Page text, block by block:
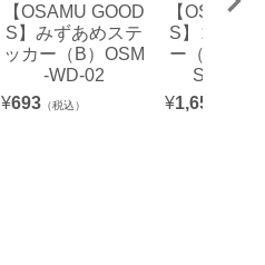
【OSAMU GOOD
S】みずあめステ
ッカー（B）OSM
-WD-02
¥693 （税込）
【OSAMU
S】ココニ
ー（ジャッ
SM-
¥1,650